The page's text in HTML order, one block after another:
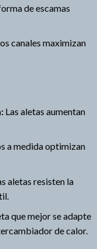
de escamas
canales maximizan
Las aletas aumentan
a medida optimizan
aletas resisten la
que mejor se adapte
de calor.